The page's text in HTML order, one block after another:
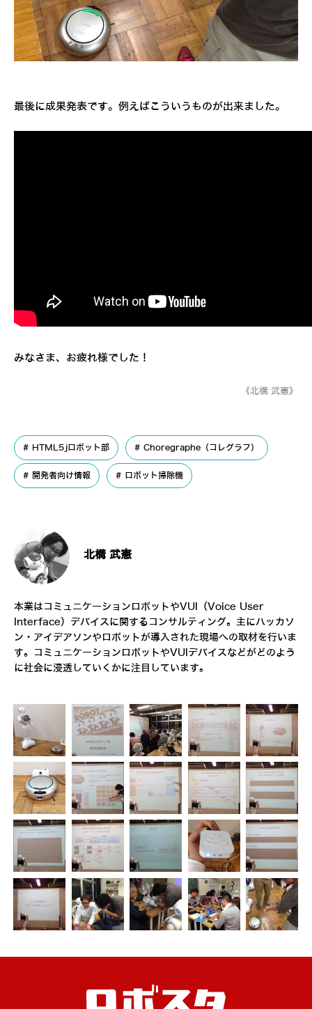
最後に成果発表です。例えばこういうものが出来ました。
みなさま、お疲れ様でした！
《北構 武憲》
HTML5jロボット部 Choregraphe（コレグラフ）
開発者向け情報 ロボット掃除機
北構 武憲
本業はコミュニケーションロボットやVUI（Voice User
Interface）デバイスに関するコンサルティング。主にハッカソ
ン・アイデアソンやロボットが導入された現場への取材を行いま
す。コミュニケーションロボットやVUIデバイスなどがどのよう
に社会に浸透していくかに注目しています。